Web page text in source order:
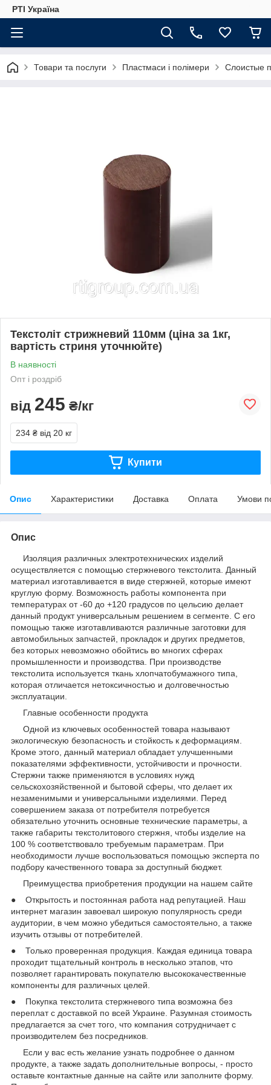
РТІ Україна
Товари та послуги Пластмаси і полімери Слоистые
Текстоліт стрижневий 110мм (ціна за 1кг,
вартість стриня уточнюйте)
В наявності
Опт і роздріб
від 245 ₴/кг
234 ₴ від 20 кг
Купити
Опис Характеристики Доставка Оплата Умови
Опис
Изоляция различных электротехнических изделий
осуществляется с помощью стержневого текстолита. Данный
материал изготавливается в виде стержней, которые имеют
круглую форму. Возможность работы компонента при
температурах от -60 до +120 градусов по цельсию делает
данный продукт универсальным решением в сегменте. С его
помощью также изготавливаются различные заготовки для
автомобильных запчастей, прокладок и других предметов,
без которых невозможно обойтись во многих сферах
промышленности и производства. При производстве
текстолита используется ткань хлопчатобумажного типа,
которая отличается нетоксичностью и долговечностью
эксплуатации.
Главные особенности продукта
Одной из ключевых особенностей товара называют
экологическую безопасность и стойкость к деформациям.
Кроме этого, данный материал обладает улучшенными
показателями эффективности, устойчивости и прочности.
Стержни также применяются в условиях нужд
сельскохозяйственной и бытовой сферы, что делает их
незаменимыми и универсальными изделиями. Перед
совершением заказа от потребителя потребуется
обязательно уточнить основные технические параметры, а
также габариты текстолитового стержня, чтобы изделие на
100 % соответствовало требуемым параметрам. При
необходимости лучше воспользоваться помощью эксперта по
подбору качественного товара за доступный бюджет.
Преимущества приобретения продукции на нашем сайте
● Открытость и постоянная работа над репутацией. Наш
интернет магазин завоевал широкую популярность среди
аудитории, в чем можно убедиться самостоятельно, а также
изучить отзывы от потребителей.
● Только проверенная продукция. Каждая единица товара
проходит тщательный контроль в несколько этапов, что
позволяет гарантировать покупателю высококачественные
компоненты для различных целей.
● Покупка текстолита стержневого типа возможна без
переплат с доставкой по всей Украине. Разумная стоимость
предлагается за счет того, что компания сотрудничает с
производителем без посредников.
Если у вас есть желание узнать подробнее о данном
продукте, а также задать дополнительные вопросы, - просто
оставьте контактные данные на сайте или заполните форму.